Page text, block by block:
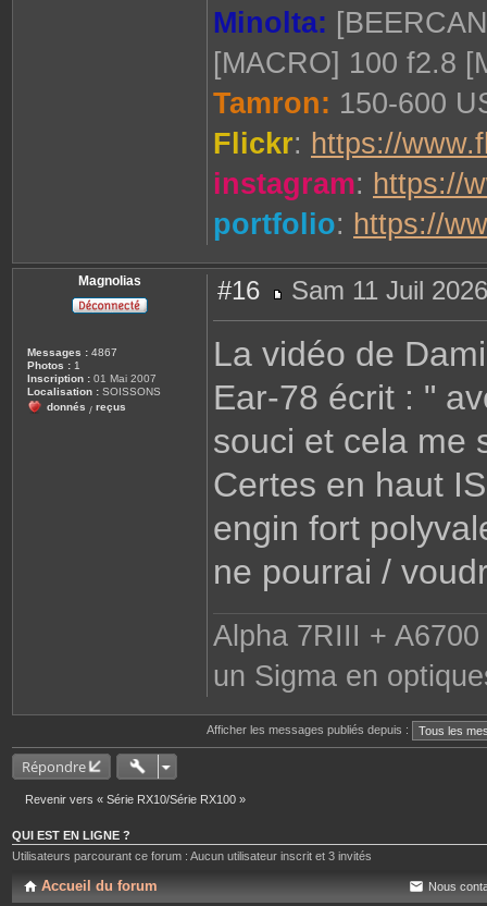
Minolta:
[MACRO] 100 f2.8
Tamron: 150-600
Flickr: https://
instagram: https://
portfolio: https://
Magnolias
Messages : 4867
Photos : 1
Inscription : 01 Mai 2007
Localisation : SOISSONS
donnés / reçus
#16
e
s
a
e
Sam 11 Juil
La vidéo de
Ear-78 écrit : "
souci et cela me
Certes en haut
engin fort
ne pourrai /
Alpha 7RIII +
un Sigma en
Afficher les messages publiés depuis :
Répondre
Revenir vers « Série RX10/Série RX100 »
QUI EST EN LIGNE ?
Utilisateurs parcourant ce forum : Aucun utilisateur inscrit et 3 invités
Accueil du forum Nous